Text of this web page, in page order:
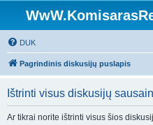
DUK
Pagrindinis diskusijų puslapis
Ištrinti visus diskusijų
Ar tikrai norite ištrinti visus šios